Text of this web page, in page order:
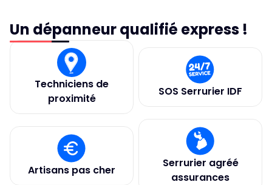
Un dépanneur qualifié express !
Techniciens de
proximité
SOS Serrurier IDF
Artisans pas cher
Serrurier agréé
assurances